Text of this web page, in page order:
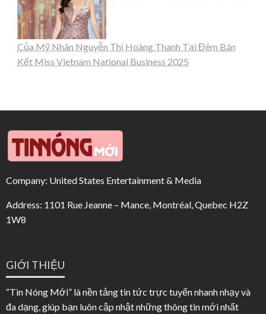
Của Mỹ Nhân Nguyễn Thị Hoàng Thanh Tại Đêm Bán
Kết Miss Vietnam National Business 2025
Company: United States Entertainment & Media
Address: 1101 Rue Jeanne – Mance, Montréal, Quebec H2Z
1W8
GIỚI THIỆU
“Tin Nóng Mới” là nền tảng tin tức trực tuyến nhanh nhạy và
đa dạng, giúp bạn luôn cập nhật những thông tin mới nhất